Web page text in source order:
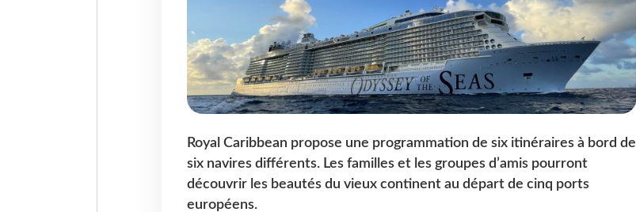
Royal Caribbean propose une programmation de six itinéraires à bord de
six navires différents. Les familles et les groupes d’amis pourront
découvrir les beautés du vieux continent au départ de cinq ports
européens.